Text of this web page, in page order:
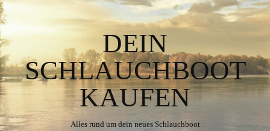
DEIN
SCHLAUCHBOOT
KAUFEN
Alles rund um dein neues Schlauchboot